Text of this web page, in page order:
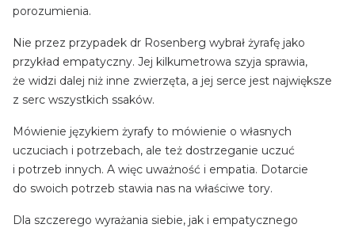
porozumienia.
Nie przez przypadek dr Rosenberg wybrał żyrafę jako
przykład empatyczny. Jej kilkumetrowa szyja sprawia,
że widzi dalej niż inne zwierzęta, a jej serce jest największe
z serc wszystkich ssaków.
Mówienie językiem żyrafy to mówienie o własnych
uczuciach i potrzebach, ale też dostrzeganie uczuć
i potrzeb innych. A więc uważność i empatia. Dotarcie
do swoich potrzeb stawia nas na właściwe tory.
Dla szczerego wyrażania siebie, jak i empatycznego